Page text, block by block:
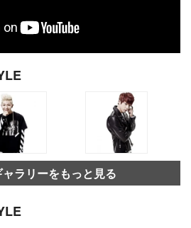
ラリーをもっと見る